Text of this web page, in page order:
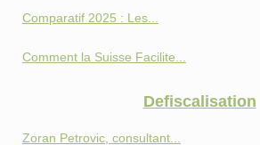
Comparatif 2025 : Les...
Comment la Suisse Facilite...
Defiscalisation
Zoran Petrovic, consultant...